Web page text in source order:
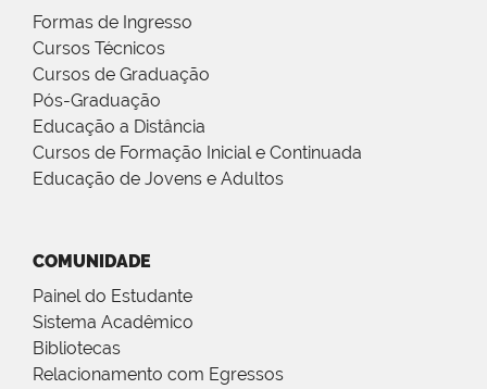
Formas de Ingresso
Cursos Técnicos
Cursos de Graduação
Pós-Graduação
Educação a Distância
Cursos de Formação Inicial e Continuada
Educação de Jovens e Adultos
COMUNIDADE
Painel do Estudante
Sistema Acadêmico
Bibliotecas
Relacionamento com Egressos